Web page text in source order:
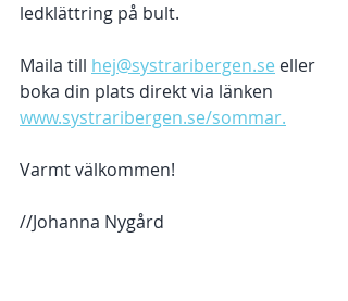
ledklättring på bult.
Maila till hej@systraribergen.se eller
boka din plats direkt via länken
www.systraribergen.se/sommar.
Varmt välkommen!
//Johanna Nygård